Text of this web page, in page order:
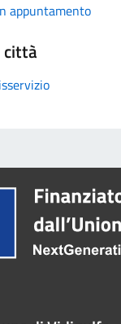
appuntamento
città